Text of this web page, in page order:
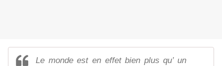
Le monde est en effet bien plus qu’ un